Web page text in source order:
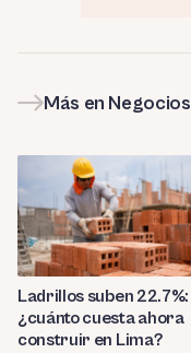
Más en Negocios
Ladrillos suben 22.7%:
¿cuánto cuesta ahora
construir en Lima?